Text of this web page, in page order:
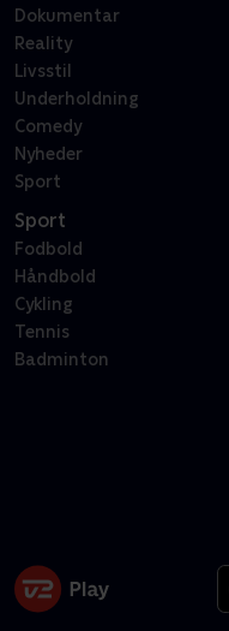
Dokumentar
Reality
Livsstil
Underholdning
Comedy
Nyheder
Sport
Sport
Fodbold
Håndbold
Cykling
Tennis
Badminton